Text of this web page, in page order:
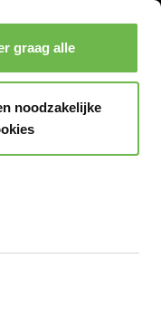
graag alle
noodzakelijke
Menu